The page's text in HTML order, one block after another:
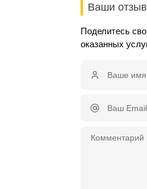
Ваши
Поделитесь
оказанных